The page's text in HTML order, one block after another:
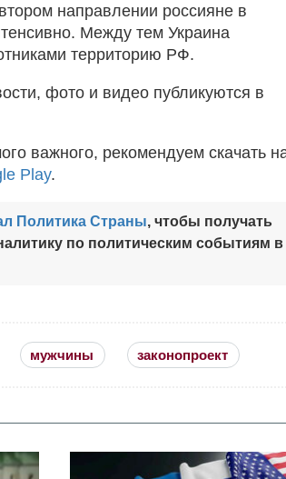
направлении россияне в
Между тем Украина
территорию РФ.
фото и видео публикуются в
важного, рекомендуем скачать
Play.
Политика Страны, чтобы получать
по политическим событиям в
мужчины законопроект